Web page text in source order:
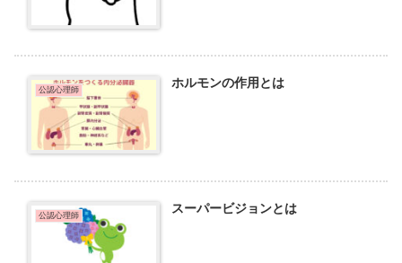
公認心理師 ホルモンの作用とは
公認心理師 スーパービジョンとは